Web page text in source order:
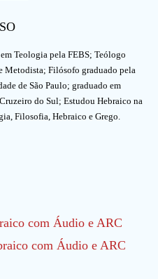
Teologia pela FEBS; Teólogo
Metodista; Filósofo graduado pela
de São Paulo; graduado em
do Sul; Estudou Hebraico na
Filosofia, Hebraico e Grego.
com Áudio e ARC
com Áudio e ARC